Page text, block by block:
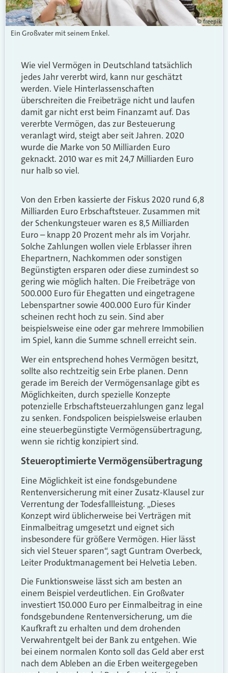
© freepik
Ein Großvater mit seinem Enkel.
Wie viel Vermögen in Deutschland tatsächlich
jedes Jahr vererbt wird, kann nur geschätzt
werden. Viele Hinterlassenschaften
überschreiten die Freibeträge nicht und laufen
damit gar nicht erst beim Finanzamt auf. Das
vererbte Vermögen, das zur Besteuerung
veranlagt wird, steigt aber seit Jahren. 2020
wurde die Marke von 50 Milliarden Euro
geknackt. 2010 war es mit 24,7 Milliarden Euro
nur halb so viel.
Von den Erben kassierte der Fiskus 2020 rund 6,8
Milliarden Euro Erbschaftsteuer. Zusammen mit
der Schenkungsteuer waren es 8,5 Milliarden
Euro – knapp 20 Prozent mehr als im Vorjahr.
Solche Zahlungen wollen viele Erblasser ihren
Ehepartnern, Nachkommen oder sonstigen
Begünstigten ersparen oder diese zumindest so
gering wie möglich halten. Die Freibeträge von
500.000 Euro für Ehegatten und eingetragene
Lebenspartner sowie 400.000 Euro für Kinder
scheinen recht hoch zu sein. Sind aber
beispielsweise eine oder gar mehrere Immobilien
im Spiel, kann die Summe schnell erreicht sein.
Wer ein entsprechend hohes Vermögen besitzt,
sollte also rechtzeitig sein Erbe planen. Denn
gerade im Bereich der Vermögensanlage gibt es
Möglichkeiten, durch spezielle Konzepte
potenzielle Erbschaftsteuerzahlungen ganz legal
zu senken. Fondspolicen beispielsweise erlauben
eine steuerbegünstigte Vermögensübertragung,
wenn sie richtig konzipiert sind.
Steueroptimierte Vermögensübertragung
Eine Möglichkeit ist eine fondsgebundene
Rentenversicherung mit einer Zusatz-Klausel zur
Verrentung der Todesfallleistung. „Dieses
Konzept wird üblicherweise bei Verträgen mit
Einmalbeitrag umgesetzt und eignet sich
insbesondere für größere Vermögen. Hier lässt
sich viel Steuer sparen“, sagt Guntram Overbeck,
Leiter Produktmanagement bei Helvetia Leben.
Die Funktionsweise lässt sich am besten an
einem Beispiel verdeutlichen. Ein Großvater
investiert 150.000 Euro per Einmalbeitrag in eine
fondsgebundene Rentenversicherung, um die
Kaufkraft zu erhalten und dem drohenden
Verwahrentgelt bei der Bank zu entgehen. Wie
bei einem normalen Konto soll das Geld aber erst
nach dem Ableben an die Erben weitergegeben